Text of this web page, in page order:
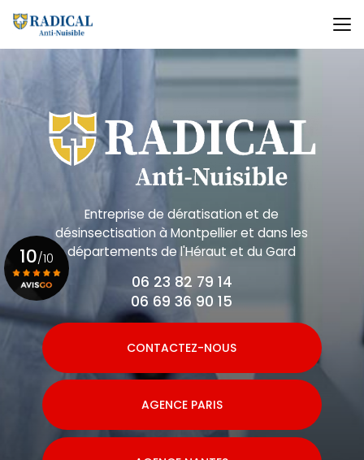
au
contenu
principal
Entreprise de dératisation et de
désinsectisationà Montpellier et dans les
départements de l'Héraut et du Gard
06 23 82 79 14
06 69 36 90 15
CONTACTEZ-NOUS
AGENCE PARIS
10/10
Voir le certificat